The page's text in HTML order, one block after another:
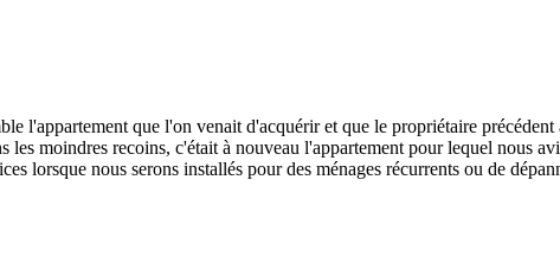
l'appartement que l'on venait d'acquérir et que le propriétaire
moindres recoins, c'était à nouveau l'appartement pour lequel nous
lorsque nous serons installés pour des ménages récurrents ou de